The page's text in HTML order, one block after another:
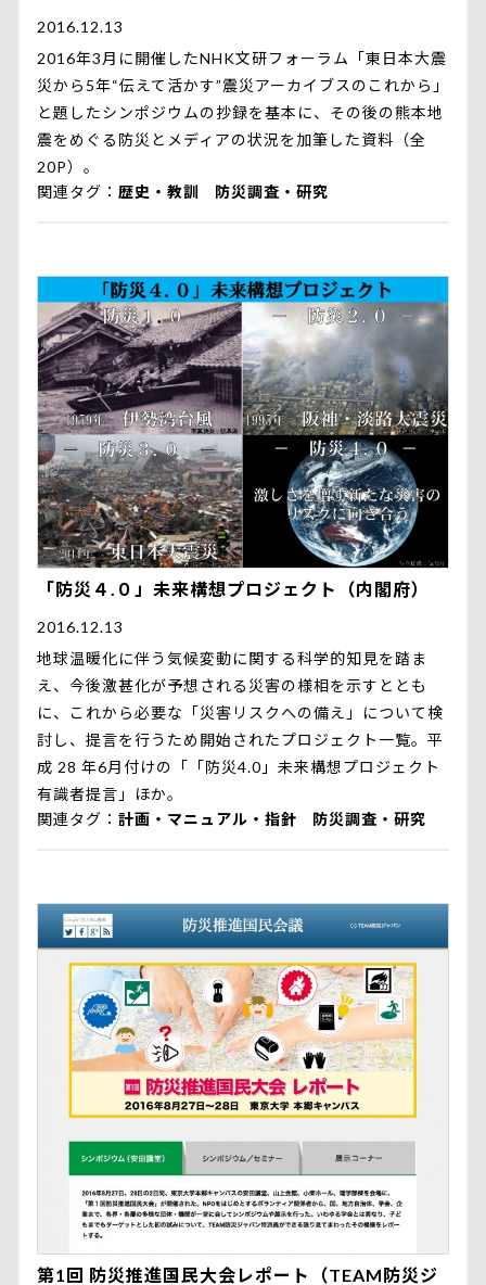
2016.12.13
2016年3月に開催したNHK文研フォーラム「東日本大震
災から5年“伝えて活かす”震災アーカイブスのこれから」
と題したシンポジウムの抄録を基本に、その後の熊本地
震をめぐる防災とメディアの状況を加筆した資料（全
20P）。
関連タグ
歴史・教訓 防災調査・研究
「防災４.０」未来構想プロジェクト（内閣府）
2016.12.13
地球温暖化に伴う気候変動に関する科学的知見を踏ま
え、今後激甚化が予想される災害の様相を示すととも
に、これから必要な「災害リスクへの備え」について検
討し、提言を行うため開始されたプロジェクト一覧。平
成 28 年6月付けの「「防災4.0」未来構想プロジェクト
有識者提言」ほか。
関連タグ
計画・マニュアル・指針 防災調査・研究
第1回 防災推進国民大会レポート（TEAM防災ジ